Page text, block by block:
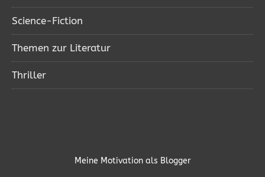
Science-Fiction
Themen zur Literatur
Thriller
Meine Motivation als Blogger